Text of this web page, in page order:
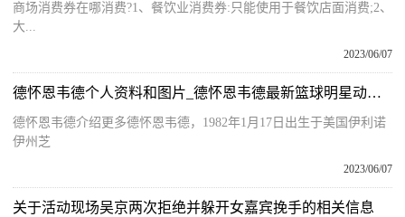
商场消费券在哪消费?1、餐饮业消费券:只能使用于餐饮店面消费;2、
大...
2023/06/07
德怀恩韦德个人资料和图片_德怀恩韦德最新篮球明星动态 每日热闻
德怀恩韦德介绍更多德怀恩韦德，1982年1月17日出生于美国伊利诺
伊州芝
2023/06/07
关于活动现场吴京两次拒绝并躲开女嘉宾挽手的相关信息